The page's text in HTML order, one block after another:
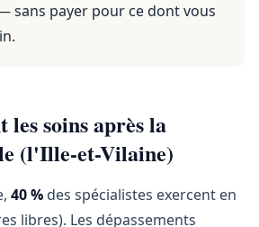
sans payer pour ce dont vous
les soins après la
(l'Ille-et-Vilaine)
40 % des spécialistes exercent en
libres). Les dépassements